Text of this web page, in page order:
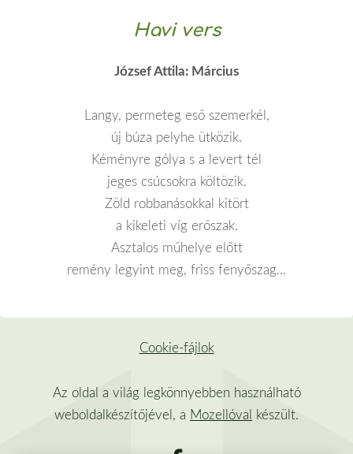
Havi vers
József Attila: Március
Langy, permeteg eső szemerkél,
új búza pelyhe ütközik.
Kéményre gólya s a levert tél
jeges csúcsokra költözik.
Zöld robbanásokkal kitört
a kikeleti víg erőszak.
Asztalos műhelye előtt
remény legyint meg, friss fenyőszag...
Cookie-fájlok
Az oldal a világ legkönnyebben használható
weboldalkészítőjével, a Mozellóval készült.